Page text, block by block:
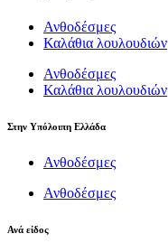
Ανθοδέσμες
Καλάθια λουλουδιών
Ανθοδέσμες
Καλάθια λουλουδιών
Στην Υπόλοιπη Ελλάδα
Ανθοδέσμες
Ανθοδέσμες
Ανά είδος